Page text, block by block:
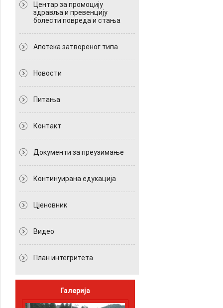
Центар за промоцију
здравља и превенцију
болести повреда и стања
Апотека затвореног типа
Новости
Питања
Контакт
Документи за преузимање
Континуирана едукација
Цјеновник
Видео
План интегритета
Галерија